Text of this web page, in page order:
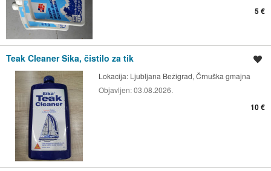
5 €
Teak Cleaner Sika, čistilo za tik
Lokacija: Ljubljana Bežigrad, Črnuška gmajna
Objavljen:03.08.2026.
10 €